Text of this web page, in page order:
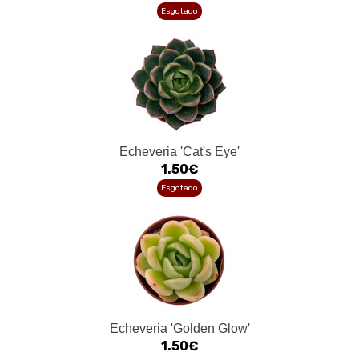
Esgotado
Echeveria 'Cat's Eye'
1.50€
Esgotado
Echeveria 'Golden Glow'
1.50€